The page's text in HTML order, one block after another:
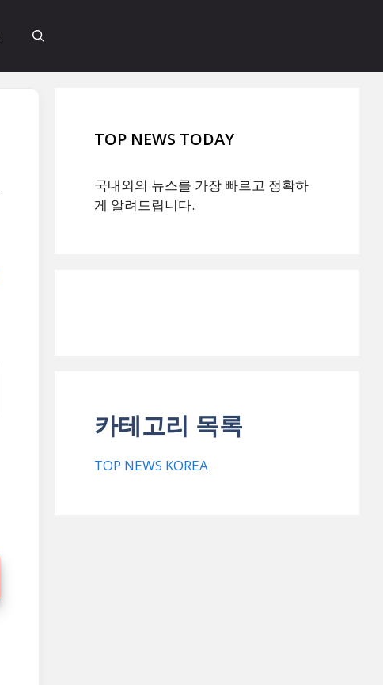
TOP NEWS TODAY
국내외의 뉴스를 가장 빠르고 정확하
게 알려드립니다.
카테고리 목록
TOP NEWS KOREA